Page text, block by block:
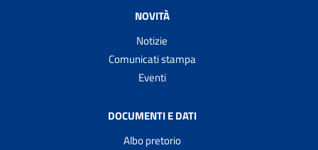
NOVITÀ
Notizie
Comunicati stampa
Eventi
DOCUMENTI E DATI
Albo pretorio